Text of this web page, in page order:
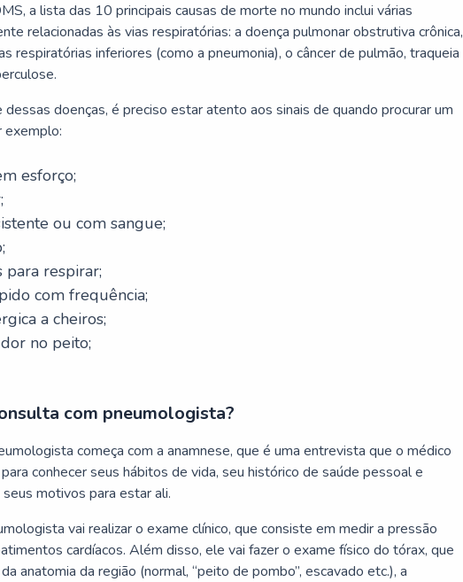
a lista das 10 principais causas de morte no mundo inclui várias
relacionadas às vias respiratórias: a doença pulmonar obstrutiva crônica,
respiratórias inferiores (como a pneumonia), o câncer de pulmão, traqueia
doenças, é preciso estar atento aos sinais de quando procurar um
exemplo:
esforço;
ou com sangue;
para respirar;
com frequência;
a cheiros;
no peito;
com pneumologista?
começa com a anamnese, que é uma entrevista que o médico
conhecer seus hábitos de vida, seu histórico de saúde pessoal e
motivos para estar ali.
vai realizar o exame clínico, que consiste em medir a pressão
cardíacos. Além disso, ele vai fazer o exame físico do tórax, que
anatomia da região (normal, “peito de pombo”, escavado etc.), a